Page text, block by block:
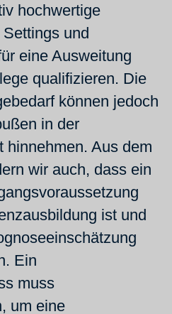
hochwertige
und
eine Ausweitung
qualifizieren. Die
können jedoch
in der
hinnehmen. Aus dem
wir auch, dass ein
ist und
Ein
muss
um eine